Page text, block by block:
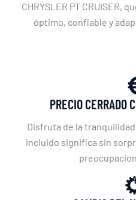
CHRYSLER PT CRUISER,
óptimo, confiable y
PRECIO CERRADO
Disfruta de la
incluido significa sin